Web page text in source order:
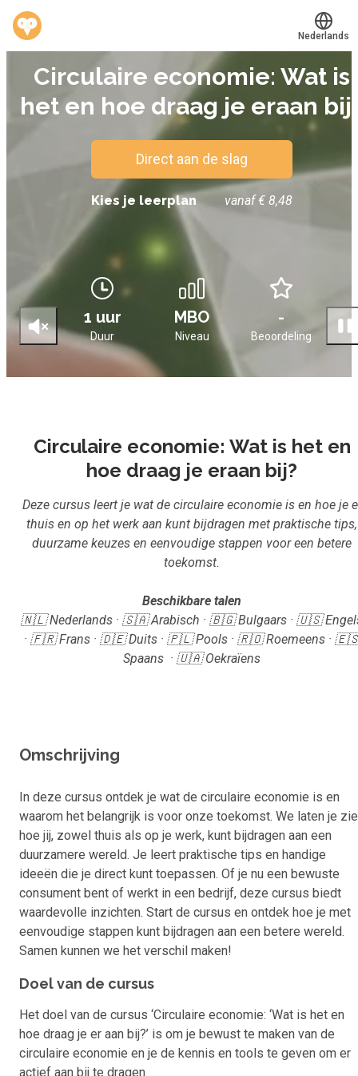
Werkvinders®
Bedrijven
Mijn leerplek
Voucher verzilveren
Account en hulp
Meer
Translate
Nederlands
Circulaire economie: Wat is
het en hoe draag je eraan
Direct aan de slag
Kies je leerplan vanaf € 8,48
1 uur MBO -
Duur Niveau Beoordeling
Circulaire economie: Wat is het en
hoe draag je eraan bij?
Deze cursus leert je wat de circulaire economie is en hoe je
thuis en op het werk aan kunt bijdragen met praktische tips,
duurzame keuzes en eenvoudige stappen voor een betere
toekomst.
Beschikbare talen
🇳🇱 Nederlands · 🇸🇦 Arabisch · 🇧🇬 Bulgaars · 🇺🇸
· 🇫🇷 Frans · 🇩🇪 Duits · 🇵🇱 Pools · 🇷🇴 Roemeens ·
Spaans · 🇺🇦 Oekraïens
Omschrijving
In deze cursus ontdek je wat de circulaire economie is en
waarom het belangrijk is voor onze toekomst. We laten je
hoe jij, zowel thuis als op je werk, kunt bijdragen aan een
duurzamere wereld. Je leert praktische tips en handige
ideeën die je direct kunt toepassen. Of je nu een bewuste
consument bent of werkt in een bedrijf, deze cursus biedt
waardevolle inzichten. Start de cursus en ontdek hoe je met
eenvoudige stappen kunt bijdragen aan een betere wereld.
Samen kunnen we het verschil maken!
Doel van de cursus
Het doel van de cursus ‘Circulaire economie: ‘Wat is het en
hoe draag je er aan bij?’ is om je bewust te maken van de
circulaire economie en je de kennis en tools te geven om er
actief aan bij te dragen.